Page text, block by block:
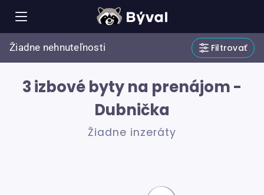
Žiadne nehnuteľnosti Filtrovať
3 izbové byty na prenájom -
Dubnička
Žiadne inzeráty